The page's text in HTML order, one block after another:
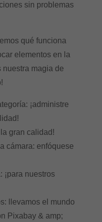
sin problemas
qué funciona
elementos en la
nuestra magia de
¡administre
gran calidad!
cámara: enfóquese
¡para nuestros
llevamos el mundo
Pixabay & amp;